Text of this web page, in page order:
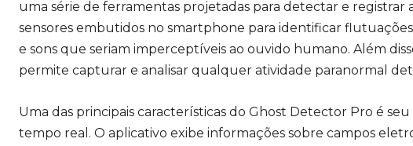
uma série de ferramentas projetadas para detectar e registrar
sensores embutidos no smartphone para identificar
e sons que seriam imperceptíveis ao ouvido humano. Além
permite capturar e analisar qualquer atividade paranormal
Uma das principais características do Ghost Detector Pro é
tempo real. O aplicativo exibe informações sobre campos